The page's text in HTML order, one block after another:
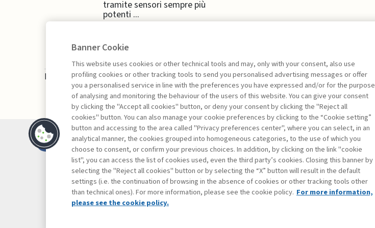
tramite sensori sempre più
potenti ...
La consultazione dei libri è riservata esclusivamente agli abbonati Premium
Contatti
Abbonamenti
Archivio rubriche
Privacy
Cookie policy
Whistleblowing
FacebookTwitterLinkedin
Banner Cookie
This website uses cookies or other technical tools and may, only with your consent, also use
profiling cookies or other tracking tools to send you personalised advertising messages or offer
you a personalised service in line with the preferences you have expressed and/or for the purpose
of analysing and monitoring the behaviour of the users of this website. You can give your consent
by clicking the "Accept all cookies" button, or deny your consent by clicking the "Reject all
cookies" button. You can also manage your cookie preferences by clicking to the “Cookie setting”
button and accessing to the area called "Privacy preferences center", where you can select, in an
analytical manner, the cookies grouped into homogeneous categories, to the use of which you
choose to consent, or confirm your previous choices. In addition, by clicking on the link "cookie
list", you can access the list of cookies used, even the third party’s cookies. Closing this banner by
selecting the "Reject all cookies" button or by selecting the “X” button will result in the default
settings (i.e. the continuation of browsing in the absence of cookies or other tracking tools other
than technical ones). For more information, please see the cookie policy. For more information,
please see the cookie policy.